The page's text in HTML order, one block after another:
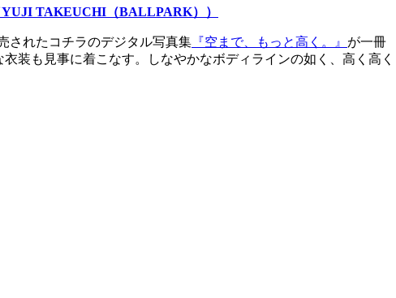
TAKEUCHI（BALLPARK））
されたコチラのデジタル写真集 『空まで、もっと高く。』 が一冊
装も見事に着こなす。しなやかなボディラインの如く、高く高く